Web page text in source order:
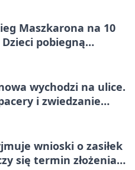
Maszkarona na 10
pobiegną
wychodzi na ulice.
i zwiedzanie
wnioski o zasiłek
się termin złożenia